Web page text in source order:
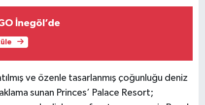
İnegöl’de
ve özenle tasarlanmış çoğunluğu deniz
sunan Princes’ Palace Resort;